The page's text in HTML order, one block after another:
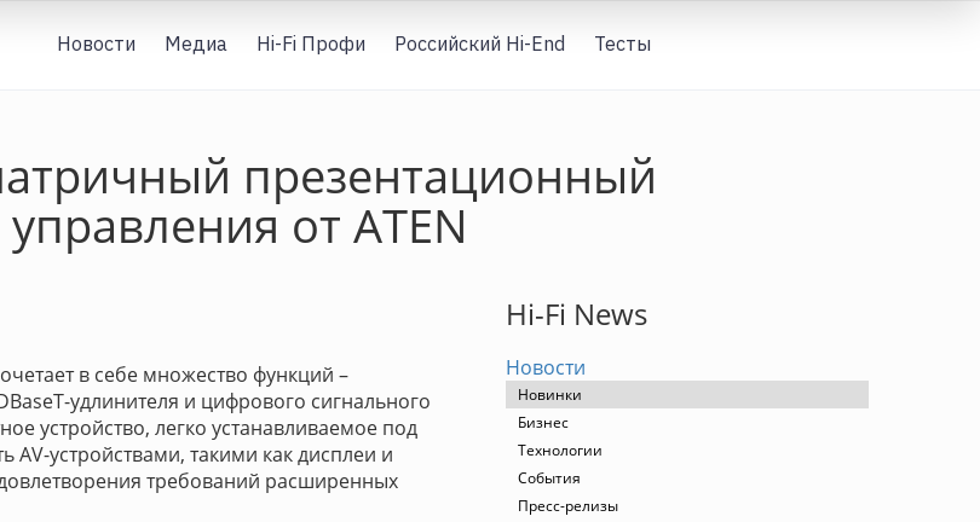
Новости Медиа Hi-Fi Профи Российский Hi-End Тесты
презентационный
от ATEN
в себе множество функций –
удлинителя и цифрового сигнального
устройство, легко устанавливаемое под
AV-устройствами, такими как дисплеи и
требований расширенных
Hi-Fi News
Новости
Новинки
Бизнес
Технологии
События
Пресс-релизы